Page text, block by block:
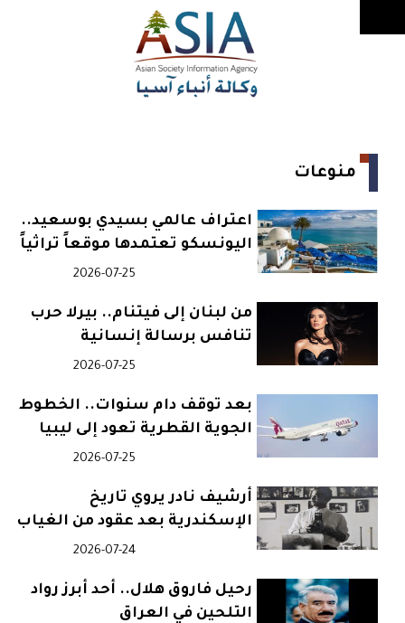
منوعات
اعتراف عالمي بسيدي بوسعيد..
اليونسكو تعتمدها موقعاً تراثياً
2026-07-25
من لبنان إلى فيتنام.. بيرلا حرب
تنافس برسالة إنسانية
2026-07-25
بعد توقف دام سنوات.. الخطوط
الجوية القطرية تعود إلى ليبيا
2026-07-25
أرشيف نادر يروي تاريخ
الإسكندرية بعد عقود من الغياب
2026-07-24
رحيل فاروق هلال.. أحد أبرز رواد
التلحين في العراق